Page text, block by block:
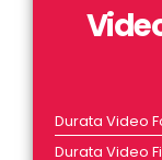
Durata Video
Durata Video